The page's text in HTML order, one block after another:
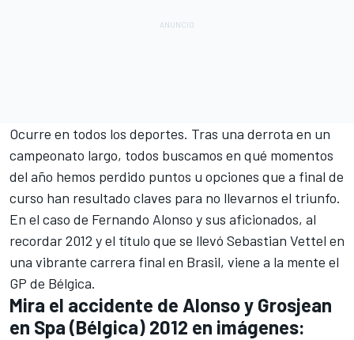
Ocurre en todos los deportes. Tras una derrota en un
campeonato largo, todos buscamos en qué momentos
del año hemos perdido puntos u opciones que a final de
curso han resultado claves para no llevarnos el triunfo.
En el caso de Fernando Alonso y sus aficionados, al
recordar 2012 y el título que se llevó Sebastian Vettel en
una vibrante carrera final en Brasil, viene a la mente el
GP de Bélgica.
Mira el accidente de Alonso y Grosjean
en Spa (Bélgica) 2012 en imágenes: